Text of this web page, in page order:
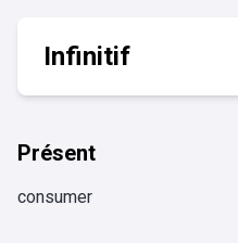
Infinitif
Présent
consumer